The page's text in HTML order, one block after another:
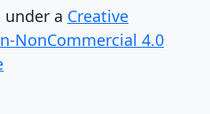
under a Creative
NonCommercial 4.0